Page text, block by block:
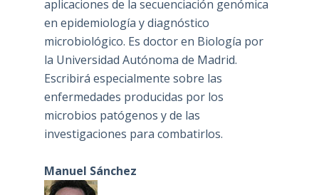
aplicaciones de la secuenciación genómica
en epidemiología y diagnóstico
microbiológico. Es doctor en Biología por
la Universidad Autónoma de Madrid.
Escribirá especialmente sobre las
enfermedades producidas por los
microbios patógenos y de las
investigaciones para combatirlos.
Manuel Sánchez